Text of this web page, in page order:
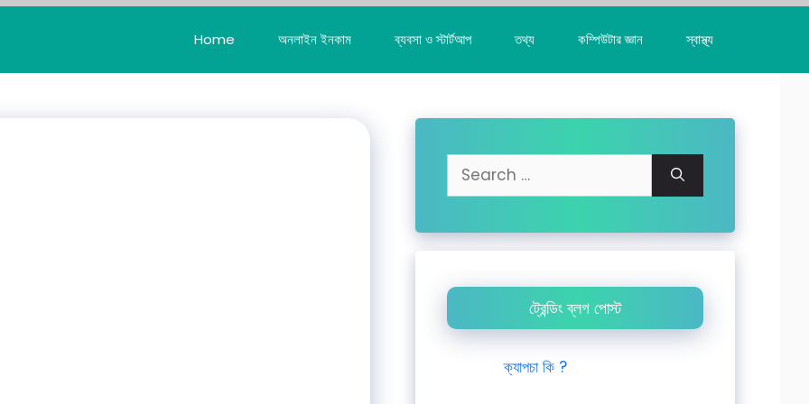
Home অনলাইন ইনকাম ব্যবসা ও স্টার্টআপ তথ্য কম্পিউটার জ্ঞান স্বাস্থ্য
Search
for:
ট্রেন্ডিং ব্লগ পোস্ট
ক্যাপচা কি ?